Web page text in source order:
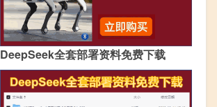
DeepSeek全套部署资料免费下载